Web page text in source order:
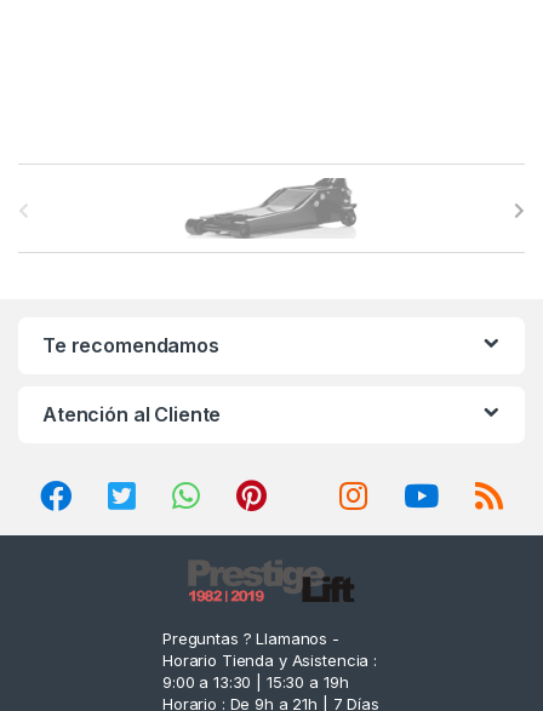
Te recomendamos
Atención al Cliente
Preguntas ? Llamanos -
Horario Tienda y Asistencia :
9:00 a 13:30 | 15:30 a 19h
Horario : De 9h a 21h | 7 Días